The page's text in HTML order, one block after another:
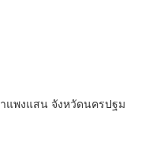
แพงแสน จังหวัดนครปฐม